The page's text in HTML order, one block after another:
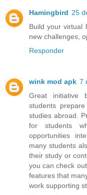
Hamingbird 25
Build your virtual
new challenges,
Responder
wink mod apk 7
Great initiative
students
studies abroad.
for students
opportunities
many students
their study or
you can check out
features that
work supporting